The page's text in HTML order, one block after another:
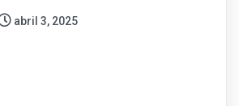
abril 3, 2025